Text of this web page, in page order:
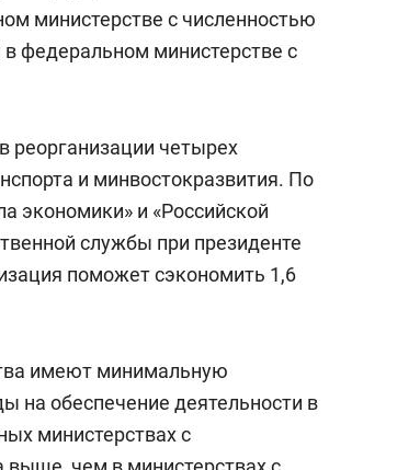
министерстве с численностью
федеральном министерстве с
реорганизации четырех
и минвостокразвития. По
экономики» и «Российской
службы при президенте
поможет сэкономить 1,6
имеют минимальную
на обеспечение деятельности в
министерствах с